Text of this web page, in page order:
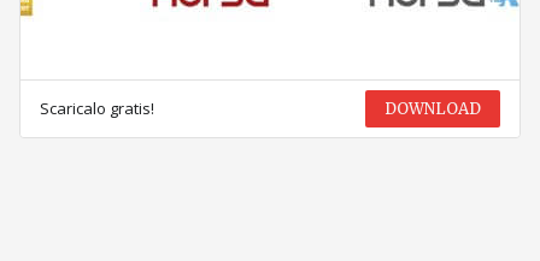
Scaricalo gratis! DOWNLOAD